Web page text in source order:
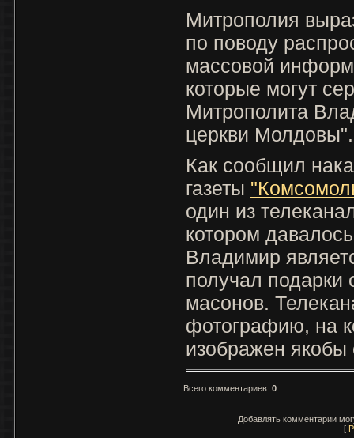
Митрополия
по поводу
массовой
которые могут
Митрополита
церкви Молдовы".
Как сообщил
газеты
один из
котором
Владимир
получал подарки
масонов.
фотографию, на
изображен
Всего комментариев: 0
Добавлять комментарии
[